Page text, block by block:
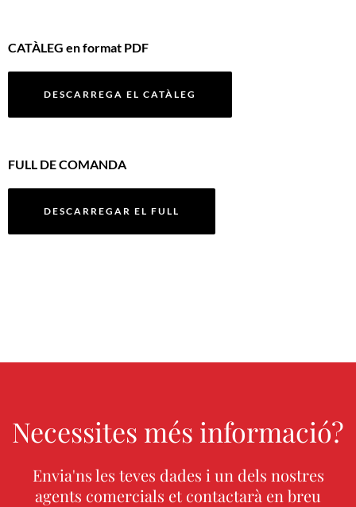
CATÀLEG en format PDF
DESCARREGA EL CATÀLEG
FULL DE COMANDA
DESCARREGAR EL FULL
Necessites més informació?
Envia'ns les teves dades i un dels nostres
agents comercials et contactarà en breu